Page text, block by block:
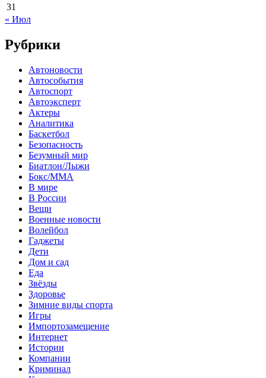
31
« Июл
Рубрики
Автоновости
Автособытия
Автоспорт
Автоэксперт
Актеры
Аналитика
Баскетбол
Безопасность
Безумный мир
Биатлон/Лыжи
Бокс/MMA
В мире
В России
Вещи
Военные новости
Волейбол
Гаджеты
Дети
Дом и сад
Еда
Звёзды
Здоровье
Зимние виды спорта
Игры
Импортозамещение
Интернет
Истории
Компании
Криминал